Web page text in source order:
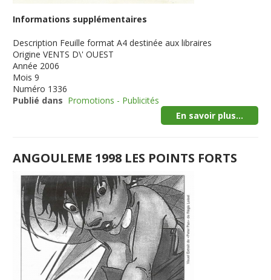
Informations supplémentaires
Description Feuille format A4 destinée aux libraires
Origine VENTS D\' OUEST
Année 2006
Mois 9
Numéro 1336
Publié dans Promotions - Publicités
En savoir plus...
ANGOULEME 1998 LES POINTS FORTS